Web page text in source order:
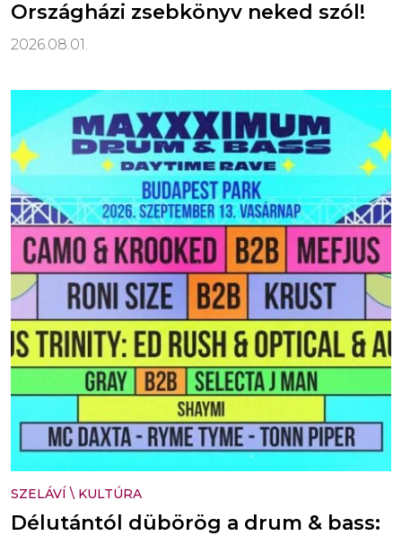
Országházi zsebkönyv neked szól!
2026.08.01.
SZELÁVÍ \ KULTÚRA
Délutántól dübörög a drum & bass: